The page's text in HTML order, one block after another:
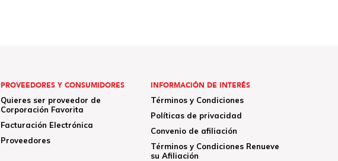
PROVEEDORES Y CONSUMIDORES
Quieres ser proveedor de
Corporación Favorita
Facturación Electrónica
Proveedores
INFORMACIÓN DE INTERÉS
Términos y Condiciones
Políticas de privacidad
Convenio de afiliación
Términos y Condiciones Renueve
su Afiliación